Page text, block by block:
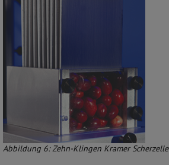
Abbildung 6: Zehn-Klingen Kramer Scherzelle